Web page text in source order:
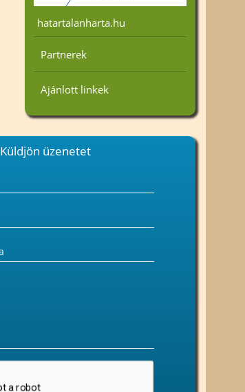
hatartalanharta.hu
Partnerek
Ajánlott linkek
Küldjön üzenetet